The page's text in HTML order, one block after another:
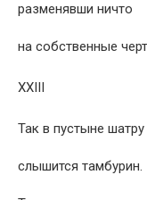
разменявши ничто
на собственные
XXIII
Так в пустыне шатру
слышится тамбурин.